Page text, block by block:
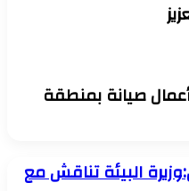
أعمال صيانة بمنطقة
البيئة تناقش مع